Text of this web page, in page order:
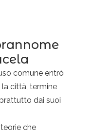
comune entrò
città, termine
dai suoi
che